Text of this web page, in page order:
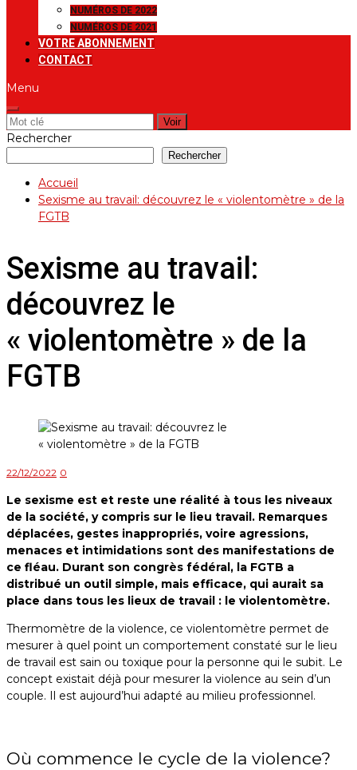
NUMÉROS DE 2022
NUMÉROS DE 2021
VOTRE ABONNEMENT
CONTACT
Menu
Rechercher:
Rechercher
Rechercher
Accueil
Sexisme au travail: découvrez le « violentomètre » de la
FGTB
Sexisme au travail:
découvrez le
« violentomètre » de la
FGTB
22/12/2022 0
Le sexisme est et reste une réalité à tous les niveaux
de la société, y compris sur le lieu travail. Remarques
déplacées, gestes inappropriés, voire agressions,
menaces et intimidations sont des manifestations de
ce fléau. Durant son congrès fédéral, la FGTB a
distribué un outil simple, mais efficace, qui aurait sa
place dans tous les lieux de travail : le violentomètre.
Thermomètre de la violence, ce violentomètre permet de
mesurer à quel point un comportement constaté sur le lieu
de travail est sain ou toxique pour la personne qui le subit. Le
concept existait déjà pour mesurer la violence au sein d’un
couple. Il est aujourd’hui adapté au milieu professionnel.
Où commence le cycle de la violence?